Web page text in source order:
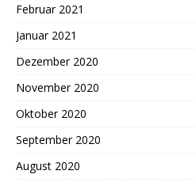
Februar 2021
Januar 2021
Dezember 2020
November 2020
Oktober 2020
September 2020
August 2020